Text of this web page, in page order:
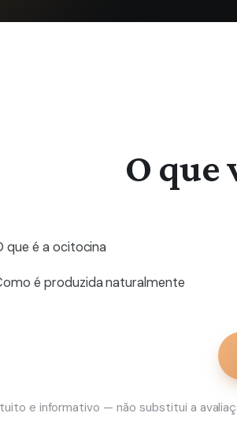
O que
que é a ocitocina
é produzida naturalmente
e informativo — não substitui a